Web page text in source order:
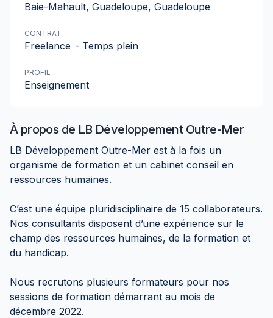
À propos de LB Développement Outre-Mer
LB Développement Outre-Mer est à la fois un
organisme de formation et un cabinet conseil en
ressources humaines.
C’est une équipe pluridisciplinaire de 15 collaborateurs.
Nos consultants disposent d’une expérience sur le
champ des ressources humaines, de la formation et
du handicap.
Nous recrutons plusieurs formateurs pour nos
sessions de formation démarrant au mois de
décembre 2022.
Baie-Mahault, Guadeloupe, Guadeloupe
CONTRAT
Freelance - Temps plein
PROFIL
Enseignement